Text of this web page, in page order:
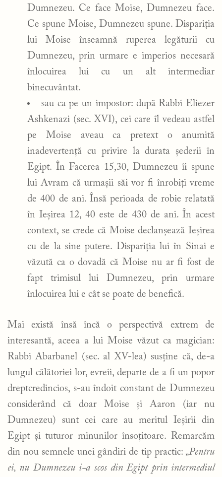
Dumnezeu. Ce face Moise, Dumnezeu face.
Ce spune Moise, Dumnezeu spune. Dispariția
lui Moise înseamnă ruperea legăturii cu
Dumnezeu, prin urmare e imperios necesară
înlocuirea lui cu un alt intermediar
binecuvântat.
sau ca pe un impostor: după Rabbi Eliezer
Ashkenazi (sec. XVI), cei care îl vedeau astfel
pe Moise aveau ca pretext o anumită
inadevertență cu privire la durata șederii în
Egipt. În Facerea 15,30, Dumnezeu îi spune
lui Avram că urmașii săi vor fi înrobiți vreme
de 400 de ani. Însă perioada de robie relatată
în Ieșirea 12, 40 este de 430 de ani. În acest
context, se crede că Moise declanșează Ieșirea
cu de la sine putere. Dispariția lui în Sinai e
văzută ca o dovadă că Moise nu ar fi fost de
fapt trimisul lui Dumnezeu, prin urmare
înlocuirea lui e cât se poate de benefică.
Mai există însă încă o perspectivă extrem de
interesantă, aceea a lui Moise văzut ca magician:
Rabbi Abarbanel (sec. al XV-lea) susține că, de-a
lungul călătoriei lor, evreii, departe de a fi un popor
dreptcredincios, s-au îndoit constant de Dumnezeu
considerând că doar Moise și Aaron (iar nu
Dumnezeu) sunt cei care au meritul Ieșirii din
Egipt și tuturor minunilor însoțitoare. Remarcăm
din nou semnele unei gândiri de tip practic: „Pentru
ei, nu Dumnezeu i-a scos din Egipt prin intermediul